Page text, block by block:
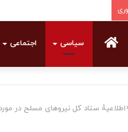
سیاسی اجتماعی
ستاد کل نیروهای مسلح در